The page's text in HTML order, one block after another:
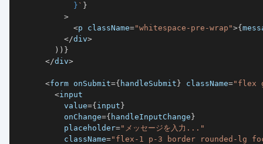
} ` }
>
<p className="whitespace-pre-wrap">{
</div>
) ) }
</div>
<form onSubmit={ handleSubmit} className="flex
<
          value
={input}
          onChange
={ handleInputChange}
          placeholder
="メッセージを入力..."
          className
="flex-1 p-3 border rounded-lg